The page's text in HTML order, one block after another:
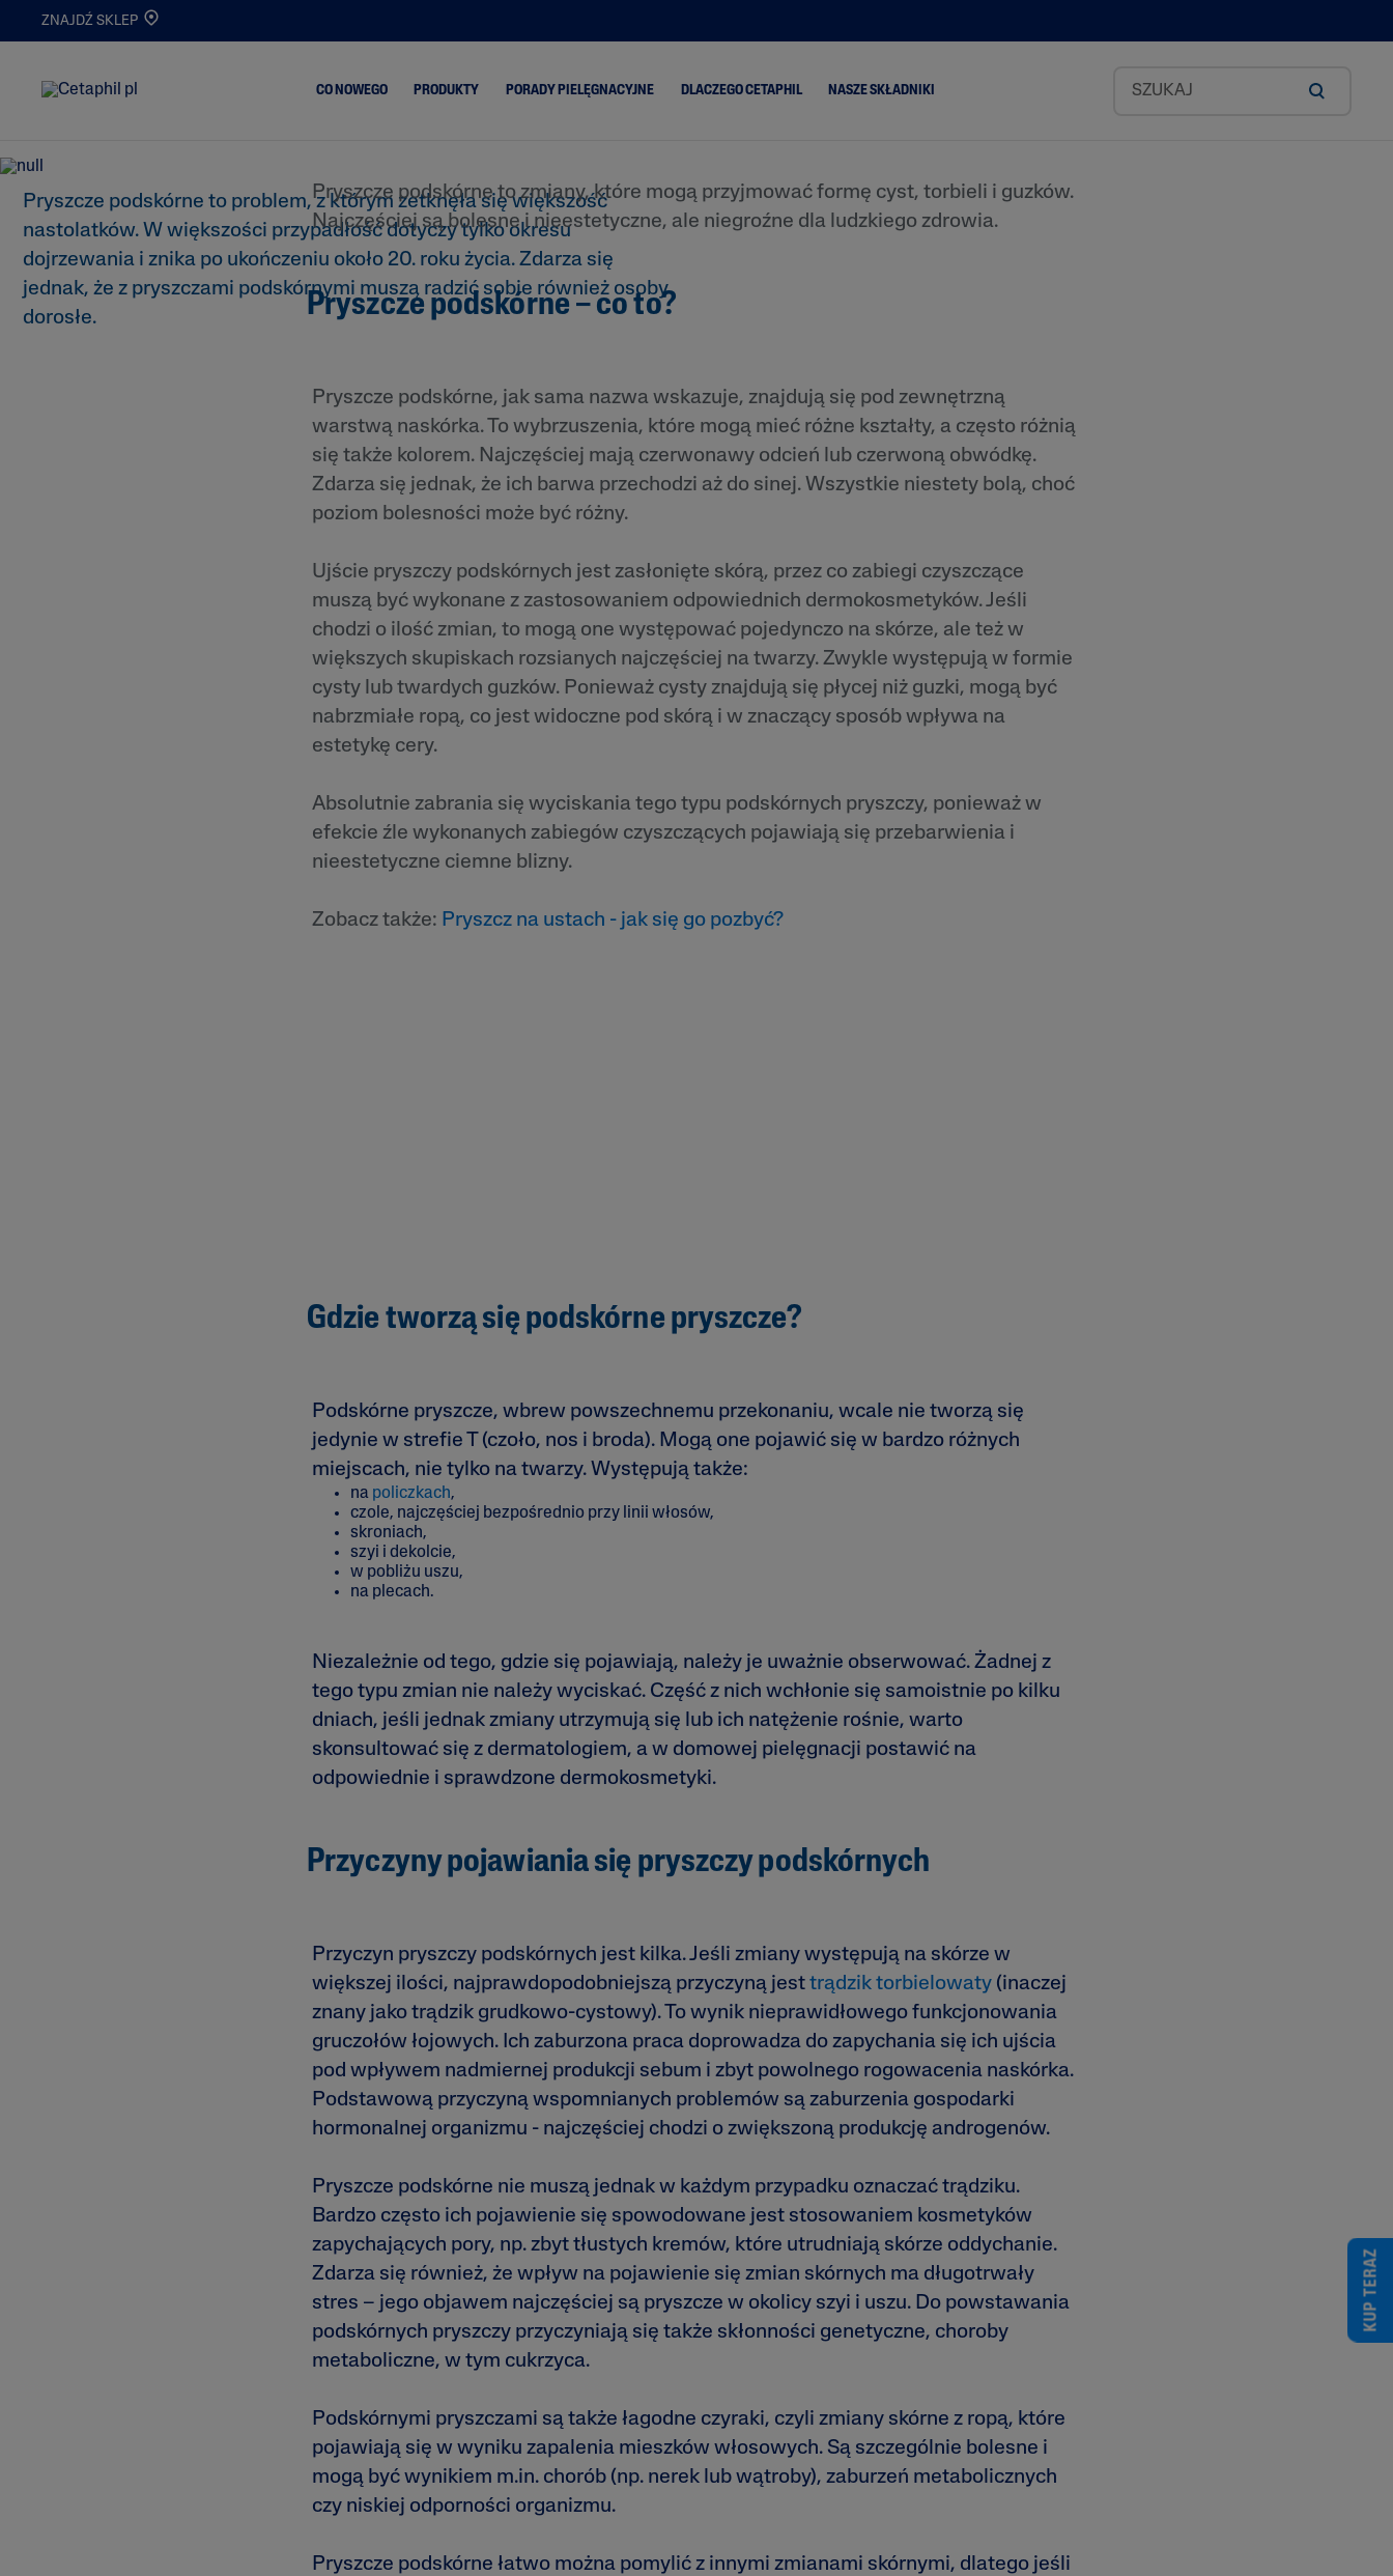
ZNAJDŹ SKLEP
CO NOWEGO PRODUKTY
Oczyszczanie
Nawilżanie
Serum
Trądzik i Wypryski
Skóra Matowa i
Odwodniona
Oczyszczanie i
Demakijaż
Przetłuszczająca się
Skóra Podrażniona i
Popękana
Zaczerwienienia i
Trądzik Różowaty
Skóra Sucha
Skóra Mieszana
Skóra Normalna
Skóra
Przetłuszczająca się
Classic
PRO Oil Control
Aloes
Olej z awokado
Masło Shea
Olej ze słodkich
Tokoferol
Zestawy Classic
PORADY PIELĘGNACYJNE DLACZEGO CETAPHIL NASZE SKŁADNIKI
Pryszcze podskórne – przyczyny
występowania i sposoby leczenia
Pryszcze podskórne to problem, z którym zetknęła się większość
nastolatków. W większości przypadłość dotyczy tylko okresu
dojrzewania i znika po ukończeniu około 20. roku życia. Zdarza się
jednak, że z pryszczami podskórnymi muszą radzić sobie również osoby
dorosłe.
Pryszcze podskórne to zmiany, które mogą przyjmować formę cyst, torbieli i guzków.
Najczęściej są bolesne i nieestetyczne, ale niegroźne dla ludzkiego zdrowia.
Pryszcze podskórne – co to?
Pryszcze podskórne, jak sama nazwa wskazuje, znajdują się pod zewnętrzną
warstwą naskórka. To wybrzuszenia, które mogą mieć różne kształty, a często różnią
się także kolorem. Najczęściej mają czerwonawy odcień lub czerwoną obwódkę.
Zdarza się jednak, że ich barwa przechodzi aż do sinej. Wszystkie niestety bolą, choć
poziom bolesności może być różny.
Ujście pryszczy podskórnych jest zasłonięte skórą, przez co zabiegi czyszczące
muszą być wykonane z zastosowaniem odpowiednich dermokosmetyków. Jeśli
chodzi o ilość zmian, to mogą one występować pojedynczo na skórze, ale też w
większych skupiskach rozsianych najczęściej na twarzy. Zwykle występują w formie
cysty lub twardych guzków. Ponieważ cysty znajdują się płycej niż guzki, mogą być
nabrzmiałe ropą, co jest widoczne pod skórą i w znaczący sposób wpływa na
estetykę cery.
Absolutnie zabrania się wyciskania tego typu podskórnych pryszczy, ponieważ w
efekcie źle wykonanych zabiegów czyszczących pojawiają się przebarwienia i
nieestetyczne ciemne blizny.
Zobacz także: Pryszcz na ustach - jak się go pozbyć?
Gdzie tworzą się podskórne pryszcze?
Podskórne pryszcze, wbrew powszechnemu przekonaniu, wcale nie tworzą się
jedynie w strefie T (czoło, nos i broda). Mogą one pojawić się w bardzo różnych
miejscach, nie tylko na twarzy. Występują także:
na policzkach,
czole, najczęściej bezpośrednio przy linii włosów,
skroniach,
szyi i dekolcie,
w pobliżu uszu,
na plecach.
Niezależnie od tego, gdzie się pojawiają, należy je uważnie obserwować. Żadnej z
tego typu zmian nie należy wyciskać. Część z nich wchłonie się samoistnie po kilku
dniach, jeśli jednak zmiany utrzymują się lub ich natężenie rośnie, warto
skonsultować się z dermatologiem, a w domowej pielęgnacji postawić na
odpowiednie i sprawdzone dermokosmetyki.
Przyczyny pojawiania się pryszczy podskórnych
Przyczyn pryszczy podskórnych jest kilka. Jeśli zmiany występują na skórze w
większej ilości, najprawdopodobniejszą przyczyną jest trądzik torbielowaty (inaczej
znany jako trądzik grudkowo-cystowy). To wynik nieprawidłowego funkcjonowania
gruczołów łojowych. Ich zaburzona praca doprowadza do zapychania się ich ujścia
pod wpływem nadmiernej produkcji sebum i zbyt powolnego rogowacenia naskórka.
Podstawową przyczyną wspomnianych problemów są zaburzenia gospodarki
hormonalnej organizmu - najczęściej chodzi o zwiększoną produkcję androgenów.
Pryszcze podskórne nie muszą jednak w każdym przypadku oznaczać trądziku.
Bardzo często ich pojawienie się spowodowane jest stosowaniem kosmetyków
zapychających pory, np. zbyt tłustych kremów, które utrudniają skórze oddychanie.
Zdarza się również, że wpływ na pojawienie się zmian skórnych ma długotrwały
stres – jego objawem najczęściej są pryszcze w okolicy szyi i uszu. Do powstawania
podskórnych pryszczy przyczyniają się także skłonności genetyczne, choroby
metaboliczne, w tym cukrzyca.
Podskórnymi pryszczami są także łagodne czyraki, czyli zmiany skórne z ropą, które
pojawiają się w wyniku zapalenia mieszków włosowych. Są szczególnie bolesne i
mogą być wynikiem m.in. chorób (np. nerek lub wątroby), zaburzeń metabolicznych
czy niskiej odporności organizmu.
Pryszcze podskórne łatwo można pomylić z innymi zmianami skórnymi, dlatego jeśli
KUP TERAZ